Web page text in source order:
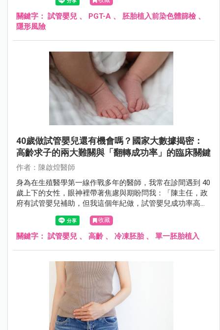
關鍵字： 試管嬰兒 、 PGT-A 、 胚胎植入前染色體篩檢 、
隱形風險
40歲做試管嬰兒還有機會嗎？國家大數據揭密：
高齡求子的兩大難關與「翻轉成功率」的臨床關鍵
作者：陳啟煌醫師
身為在生殖醫學第一線作戰多年的醫師，我常在診間遇到 40
歲上下的女性，眼神裡帶著焦慮與期盼問我：「陳主任，政
府有試管嬰兒補助，但我這個年紀做，試管嬰兒成功率高
嗎？會不會很容易流產？」
收藏
關鍵字： 試管嬰兒 、 高齡、 冷凍胚胎、 單一胚胎植入